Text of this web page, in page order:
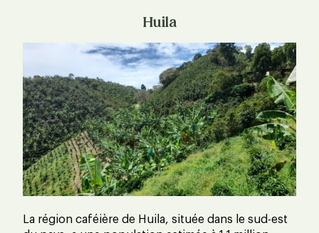
Huila
La région caféière de Huila, située dans le sud-est